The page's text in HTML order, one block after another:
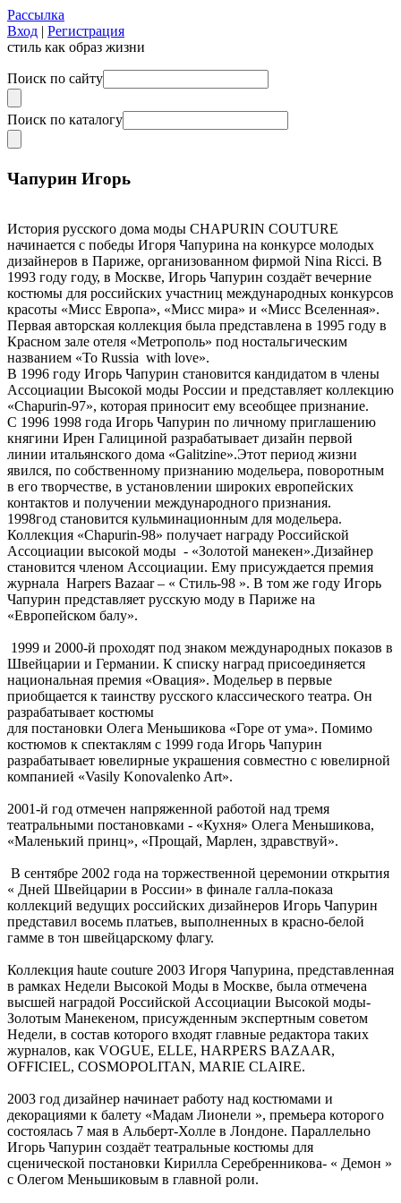
Рассылка
Вход | Регистрация
стиль как образ жизни
Поиск по сайту
Поиск по каталогу
Чапурин Игорь
История русского дома моды CHAPURIN COUTURE
начинается с победы Игоря Чапурина на конкурсе молодых
дизайнеров в Париже, организованном фирмой Nina Ricci. В
1993 году году, в Москве, Игорь Чапурин создаёт вечерние
костюмы для российских участниц международных конкурсов
красоты «Мисс Европа», «Мисс мира» и «Мисс Вселенная».
Первая авторская коллекция была представлена в 1995 году в
Красном зале отеля «Метрополь» под ностальгическим
названием «To Russia with love».
В 1996 году Игорь Чапурин становится кандидатом в члены
Ассоциации Высокой моды России и представляет коллекцию
«Chapurin-97», которая приносит ему всеобщее признание.
С 1996 1998 года Игорь Чапурин по личному приглашению
княгини Ирен Галициной разрабатывает дизайн первой
линии итальянского дома «Galitzine».Этот период жизни
явился, по собственному признанию модельера, поворотным
в его творчестве, в установлении широких европейских
контактов и получении международного признания.
1998год становится кульминационным для модельера.
Коллекция «Сhapurin-98» получает награду Российской
Ассоциации высокой моды - «Золотой манекен».Дизайнер
становится членом Ассоциации. Ему присуждается премия
журнала Harpers Bazaar – « Стиль-98 ». В том же году Игорь
Чапурин представляет русскую моду в Париже на
«Европейском балу».
1999 и 2000-й проходят под знаком международных показов в
Швейцарии и Германии. К списку наград присоединяется
национальная премия «Овация». Модельер в первые
приобщается к таинству русского классического театра. Он
разрабатывает костюмы
для постановки Олега Меньшикова «Горе от ума». Помимо
костюмов к спектаклям с 1999 года Игорь Чапурин
разрабатывает ювелирные украшения совместно с ювелирной
компанией «Vasily Konovalenko Art».
2001-й год отмечен напряженной работой над тремя
театральными постановками - «Кухня» Олега Меньшикова,
«Маленький принц», «Прощай, Марлен, здравствуй».
В сентябре 2002 года на торжественной церемонии открытия
« Дней Швейцарии в России» в финале галла-показа
коллекций ведущих российских дизайнеров Игорь Чапурин
представил восемь платьев, выполненных в красно-белой
гамме в тон швейцарскому флагу.
Коллекция haute couture 2003 Игоря Чапурина, представленная
в рамках Недели Высокой Моды в Москве, была отмечена
высшей наградой Российской Ассоциации Высокой моды-
Золотым Манекеном, присужденным экспертным советом
Недели, в состав которого входят главные редактора таких
журналов, как VOGUE, ELLE, HARPERS BAZAAR,
OFFICIEL, COSMOPOLITAN, MARIE CLAIRE.
2003 год дизайнер начинает работу над костюмами и
декорациями к балету «Мадам Лионели », премьера которого
состоялась 7 мая в Альберт-Холле в Лондоне. Параллельно
Игорь Чапурин создаёт театральные костюмы для
сценической постановки Кирилла Серебренникова- « Демон »
с Олегом Меньшиковым в главной роли.